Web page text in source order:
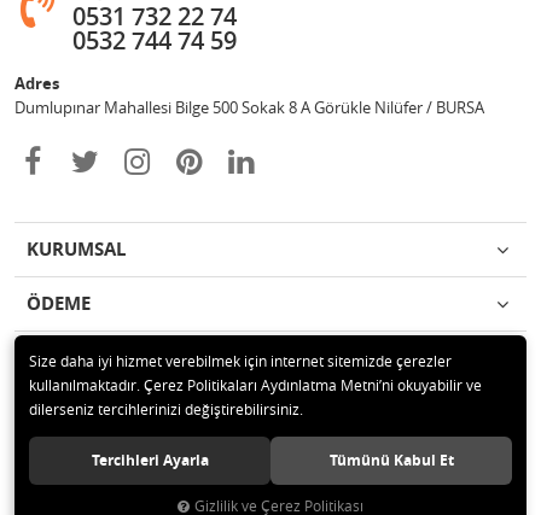
0531 732 22 74
0532 744 74 59
Adres
Dumlupınar Mahallesi Bilge 500 Sokak 8 A Görükle Nilüfer / BURSA
KURUMSAL
ÖDEME
İLETİŞİM
© 2020 MAG OTOMOTİV Tüm hakları saklıdır.
Size daha iyi hizmet verebilmek için internet sitemizde çerezler
kullanılmaktadır. Çerez Politikaları Aydınlatma Metni’ni okuyabilir ve
dilerseniz tercihlerinizi değiştirebilirsiniz.
Tercihleri Ayarla Tümünü Kabul Et
Gizlilik ve Çerez Politikası